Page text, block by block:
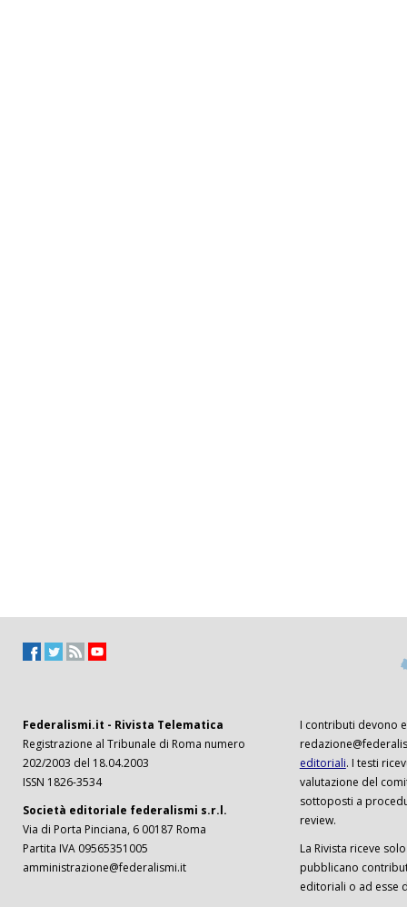
Federalismi.it - Rivista Telematica
Registrazione al Tribunale di Roma numero
202/2003 del 18.04.2003
ISSN 1826-3534
Società editoriale federalismi s.r.l.
Via di Porta Pinciana, 6 00187 Roma
Partita IVA 09565351005
amministrazione@federalismi.it
I contributi devono
editoriali. I testi
valutazione del
sottoposti a
review.
La Rivista riceve
pubblicano
editoriali o ad esse